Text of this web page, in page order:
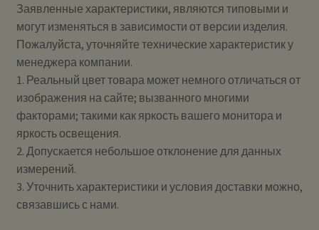
Заявленные характеристики, являются типовыми и
могут изменяться в зависимости от версии изделия.
Пожалуйста, уточняйте технические характеристик у
менеджера компании.
1. Реальный цвет товара может немного отличаться от
изображения на сайте; вызванного многими
факторами; такими как яркость вашего монитора и
яркость освещения.
2. Допускается небольшое отклонение для данных
измерений.
3. Уточнить характеристики и условия доставки можно,
связавшись с нами.